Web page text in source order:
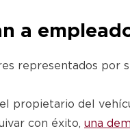
a
representados por
propietario del
con éxito, una